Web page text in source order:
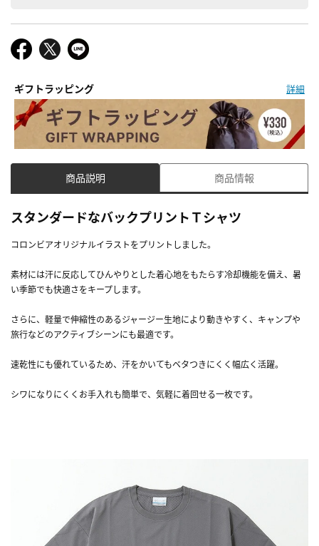
ギフトラッピング 詳細
商品説明 商品情報
スタンダードなバックプリントＴシャツ
コロンビアオリジナルイラストをプリントしました。
素材には汗に反応してひんやりとした着心地をもたらす冷却機能を備え、暑
い季節でも快適さをキープします。
さらに、軽量で伸縮性のあるジャージー生地により動きやすく、キャンプや
旅行などのアクティブシーンにも最適です。
速乾性にも優れているため、汗をかいてもベタつきにくく幅広く活躍。
シワになりにくくお手入れも簡単で、気軽に着回せる一枚です。